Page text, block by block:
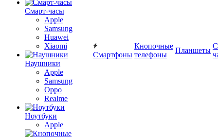
Смарт-часы
Apple
Samsung
Huawei
Xiaomi
Наушники
Apple
Samsung
Oppo
Realme
Ноутбуки
Apple
Смартфоны
Кнопочные
телефоны
Планшеты